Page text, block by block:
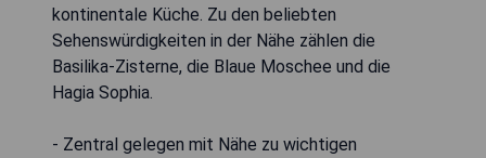
kontinentale Küche. Zu den beliebten
Sehenswürdigkeiten in der Nähe zählen die
Basilika-Zisterne, die Blaue Moschee und die
Hagia Sophia.
- Zentral gelegen mit Nähe zu wichtigen